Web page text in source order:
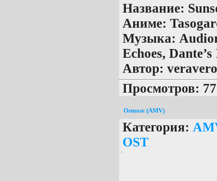
Название:
Аниме:
Музыка:
Echoes,
Автор: veravero
Просмотров:
Osmose (AMV)
Категория:
OST